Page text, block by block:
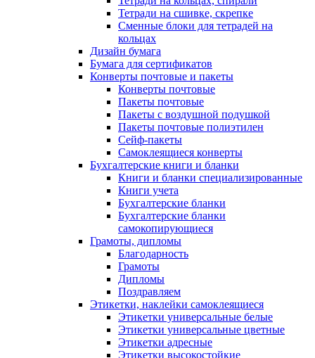
Тетради на сшивке, скрепке
Сменные блоки для тетрадей на
кольцах
Дизайн бумага
Бумага для сертификатов
Конверты почтовые и пакеты
Конверты почтовые
Пакеты почтовые
Пакеты с воздушной подушкой
Пакеты почтовые полиэтилен
Сейф-пакеты
Самоклеящиеся конверты
Бухгалтерские книги и бланки
Книги и бланки специализированные
Книги учета
Бухгалтерские бланки
Бухгалтерские бланки
самокопирующиеся
Грамоты, дипломы
Благодарность
Грамоты
Дипломы
Поздравляем
Этикетки, наклейки самоклеящиеся
Этикетки универсальные белые
Этикетки универсальные цветные
Этикетки адресные
Этикетки высокостойкие